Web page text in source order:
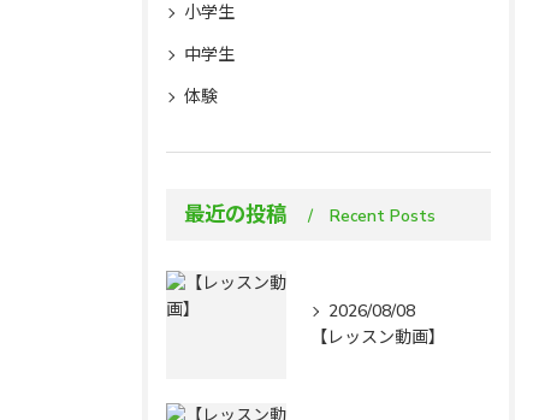
小学生
中学生
体験
最近の投稿 Recent Posts
2026/08/08
【レッスン動画】